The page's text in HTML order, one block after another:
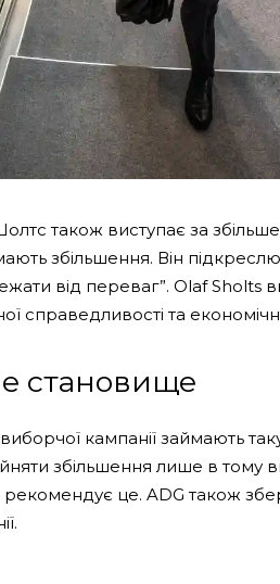
також виступає за
збільшення. Він
від переваг”. Olaf
справедливості та
становище
кампанії займають
збільшення лише в тому
рекомендує це. ADG також